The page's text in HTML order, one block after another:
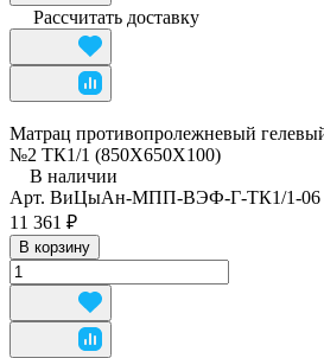
Рассчитать доставку
Матрац противопролежневый
№2 ТК1/1 (850Х650Х100)
В наличии
Арт. ВиЦыАн-МПП-ВЭФ-Г-ТК1/1-06
11 361 ₽
В корзину